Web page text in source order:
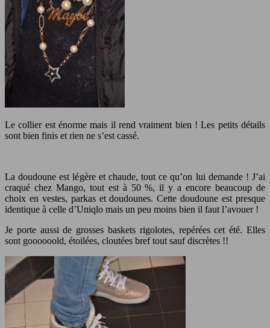
Le collier est énorme mais il rend vraiment bien ! Les petits détails
sont bien finis et rien ne s’est cassé.
La doudoune est légère et chaude, tout ce qu’on lui demande ! J’ai
craqué chez Mango, tout est à 50 %, il y a encore beaucoup de
choix en vestes, parkas et doudounes. Cette doudoune est presque
identique à celle d’Uniqlo mais un peu moins bien il faut l’avouer !
Je porte aussi de grosses baskets rigolotes, repérées cet été. Elles
sont goooooold, étoilées, cloutées bref tout sauf discrètes !!